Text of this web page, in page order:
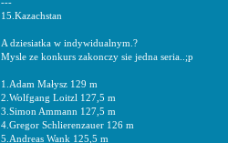
15.Kazachstan
A dziesiatka w indywidualnym.?
Mysle ze konkurs zakonczy sie jedna seria..;p
1.Adam Małysz 129 m
2.Wolfgang Loitzl 127,5 m
3.Simon Ammann 127,5 m
4.Gregor Schlierenzauer 126 m
5.Andreas Wank 125,5 m